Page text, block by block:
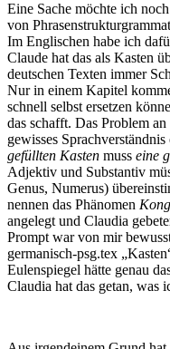
Eine Sache möchte ich
von
Im Englischen habe ich
Claude hat das als Kasten
deutschen Texten immer
Nur in einem Kapitel
schnell selbst ersetzen
das schafft. Das Problem
gewisses
gefüllten Kasten muss eine
Adjektiv und Substantiv
Genus, Numerus)
nennen das Phänomen
angelegt und Claudia
Prompt war von mir
germanisch-psg.tex
Eulenspiegel hätte genau
Claudia hat das getan, was